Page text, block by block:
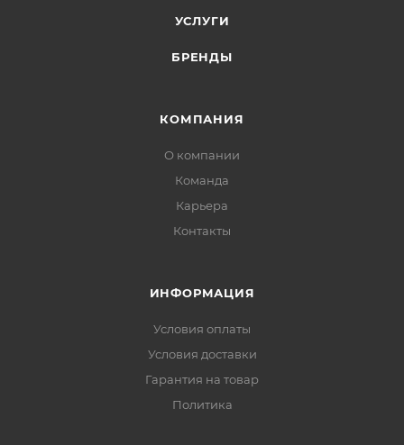
УСЛУГИ
БРЕНДЫ
КОМПАНИЯ
О компании
Команда
Карьера
Контакты
ИНФОРМАЦИЯ
Условия оплаты
Условия доставки
Гарантия на товар
Политика